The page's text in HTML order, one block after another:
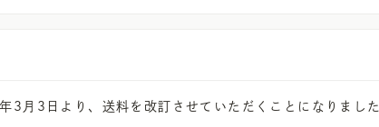
3月3日より、送料を改訂させていただくことになりました